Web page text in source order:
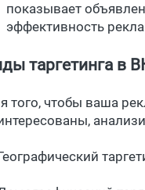
показывает
эффективность
таргетинга в
того, чтобы ваша